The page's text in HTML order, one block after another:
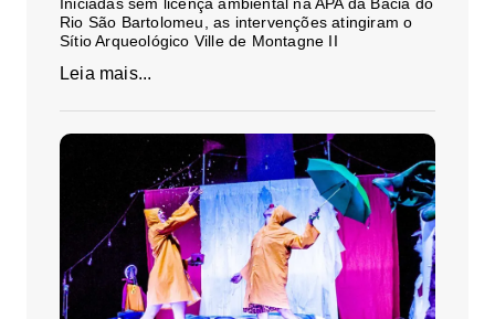
Rio São Bartolomeu, as intervenções atingiram o
Sítio Arqueológico Ville de Montagne II
Leia mais...